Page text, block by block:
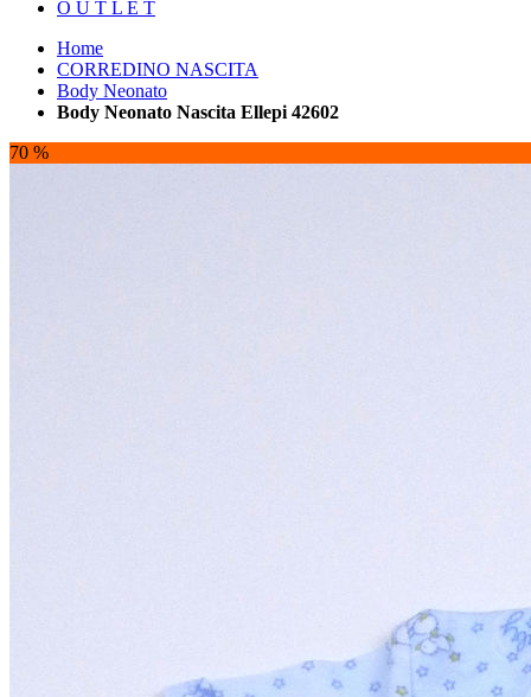
O U T L E T
Home
CORREDINO NASCITA
Body Neonato
Body Neonato Nascita Ellepi 42602
70 %